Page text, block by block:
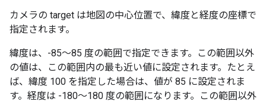
カメラの target は地図の中心位置で、緯度と経度の座標で
指定されます。
緯度は、-85～85 度の範囲で指定できます。この範囲以外
の値は、この範囲内の最も近い値に設定されます。たとえ
ば、緯度 100 を指定した場合は、値が 85 に設定されま
す。経度は -180～180 度の範囲になります。この範囲以外